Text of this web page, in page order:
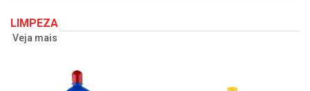
LIMPEZA
Veja mais